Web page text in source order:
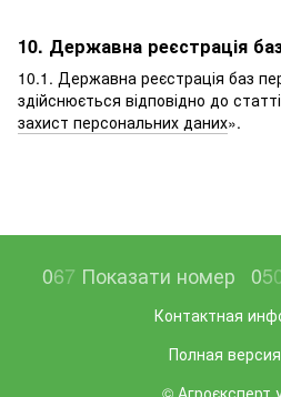
10. Державна реєстрація
10.1. Державна реєстрація баз
здійснюється відповідно до
захист персональних даних».
067 Показати номер 05
Контактная
Полная
© Агроєксперт